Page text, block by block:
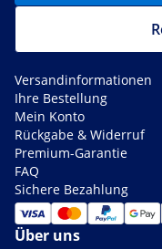
Versandinformationen
Ihre Bestellung
Mein Konto
Rückgabe & Widerruf
Premium-Garantie
FAQ
Sichere Bezahlung
Über uns